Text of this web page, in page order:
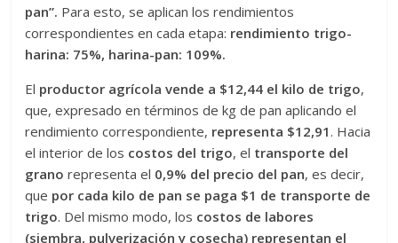
pan”. Para esto, se aplican los rendimientos
correspondientes en cada etapa: rendimiento trigo-
harina: 75%, harina-pan: 109%.
El productor agrícola vende a $12,44 el kilo de trigo,
que, expresado en términos de kg de pan aplicando el
rendimiento correspondiente, representa $12,91 . Hacia
el interior de los costos del trigo, el transporte del
grano representa el 0,9% del precio del pan, es decir,
que por cada kilo de pan se paga $1 de transporte de
trigo. Del mismo modo, los costos de labores
(siembra, pulverización y cosecha) representan el